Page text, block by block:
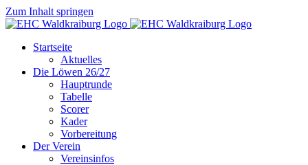
Zum Inhalt springen
Startseite
Aktuelles
Die Löwen 26/27
Hauptrunde
Tabelle
Scorer
Kader
Vorbereitung
Der Verein
Vereinsinfos